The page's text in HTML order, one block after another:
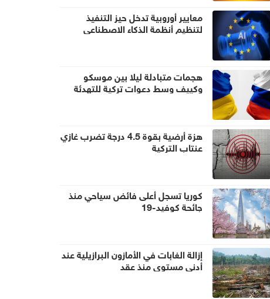
معايير أوروبية تدخل حيز التنفيذ
لتنظيم أنظمة الذكاء الاصطناعي
هجمات متبادلة ليلا بين موسكو
وكييف وسط دعوات تركية للتهدئة
هزة أرضية بقوة 4.5 درجة تضرب غازي
عنتاب التركية
كوريا تسجل أعلى فائض سياحي منذ
جائحة كوفيد-19
إزالة الغابات في الأمازون البرازيلية عند
أدنى مستوى منذ عقد